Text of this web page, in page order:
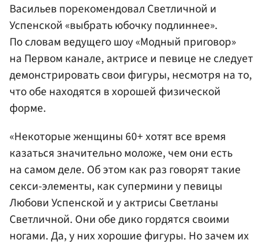
Васильев порекомендовал Светличной и
Успенской «выбрать юбочку подлиннее».
По словам ведущего шоу «Модный приговор»
на Первом канале, актрисе и певице не следует
демонстрировать свои фигуры, несмотря на то,
что обе находятся в хорошей физической
форме.
«Некоторые женщины 60+ хотят все время
казаться значительно моложе, чем они есть
на самом деле. Об этом как раз говорят такие
секси-элементы, как супермини у певицы
Любови Успенской и у актрисы Светланы
Светличной. Они обе дико гордятся своими
ногами. Да, у них хорошие фигуры. Но зачем их